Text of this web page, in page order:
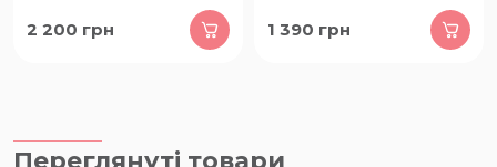
2 200 грн 1 390 грн